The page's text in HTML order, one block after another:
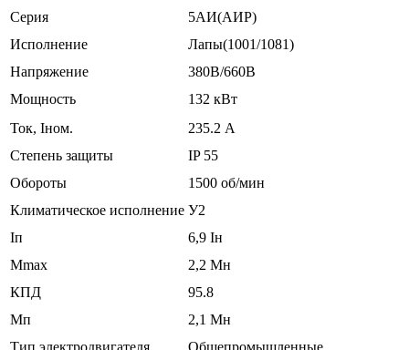
Серия
5АИ(АИР)
Исполнение
Лапы(1001/1081)
Напряжение
380В/660В
Мощность
132 кВт
Ток, Iном.
235.2 А
Степень защиты
IP 55
Обороты
1500 об/мин
Климатическое исполнение У2
Iп
6,9 Iн
Mmax
2,2 Mн
КПД
95.8
Мп
2,1 Мн
Тип электродвигателя
Общепромышленные